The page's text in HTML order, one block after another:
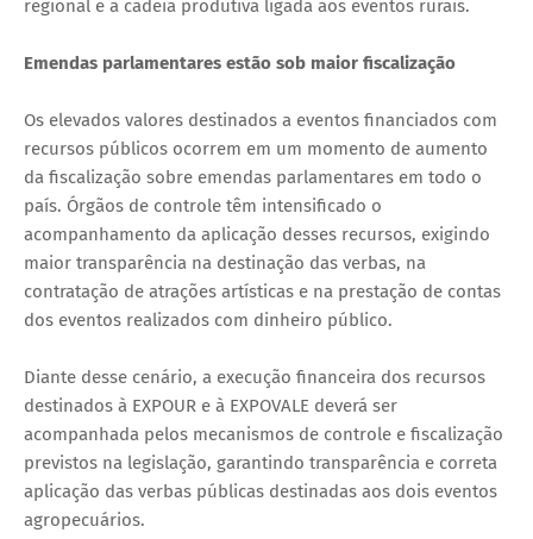
regional e a cadeia produtiva ligada aos eventos rurais.
Emendas parlamentares estão sob maior fiscalização
Os elevados valores destinados a eventos financiados com
recursos públicos ocorrem em um momento de aumento
da fiscalização sobre emendas parlamentares em todo o
país. Órgãos de controle têm intensificado o
acompanhamento da aplicação desses recursos, exigindo
maior transparência na destinação das verbas, na
contratação de atrações artísticas e na prestação de contas
dos eventos realizados com dinheiro público.
Diante desse cenário, a execução financeira dos recursos
destinados à EXPOUR e à EXPOVALE deverá ser
acompanhada pelos mecanismos de controle e fiscalização
previstos na legislação, garantindo transparência e correta
aplicação das verbas públicas destinadas aos dois eventos
agropecuários.